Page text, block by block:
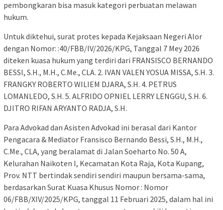
pembongkaran bisa masuk kategori perbuatan melawan
hukum.
Untuk diktehui, surat protes kepada Kejaksaan Negeri Alor
dengan Nomor: :40/FBB/IV/2026/KPG, Tanggal 7 Mey 2026
diteken kuasa hukum yang terdiri dari FRANSISCO BERNANDO
BESSI, S.H., M.H., C.Me., CLA. 2. IVAN VALEN YOSUA MISSA, S.H. 3.
FRANGKY ROBERTO WILIEM DJARA, S.H. 4. PETRUS
LOMANLEDO, S.H. 5. ALFRIDO OPNIEL LERRY LENGGU, S.H. 6.
DJITRO RIFAN ARYANTO RADJA, S.H.
Para Advokad dan Asisten Advokad ini berasal dari Kantor
Pengacara & Mediator Fransisco Bernando Bessi, S.H., M.H.,
C.Me., CLA, yang beralamat di Jalan Soeharto No. 50 A,
Kelurahan Naikoten I, Kecamatan Kota Raja, Kota Kupang,
Prov. NTT bertindak sendiri sendiri maupun bersama-sama,
berdasarkan Surat Kuasa Khusus Nomor : Nomor
06/FBB/XIV/2025/KPG, tanggal 11 Februari 2025, dalam hal ini